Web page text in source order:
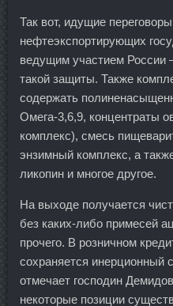
Так вот, идущие
нефтеэкспортирующих
ведущим участием
такой защиты. Также
содержать
Омега-3,6,9, концентраты
комплекс), смесь
энзимный комплекс, а
ликопин и многое другое.
На выходе получается
без каких-либо примесей
прочего. В розничном
сохраняется инерционный
отмечает господин
некоторые позиции